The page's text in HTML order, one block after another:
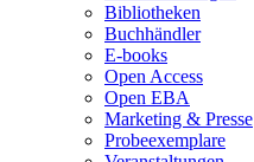
Bibliotheken
Buchhändler
E-books
Open Access
Open EBA
Marketing & Presse
Probeexemplare